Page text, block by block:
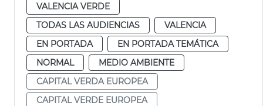
VALENCIA VERDE
TODAS LAS AUDIENCIAS
VALENCIA
EN PORTADA
EN PORTADA TEMÁTICA
NORMAL
MEDIO AMBIENTE
CAPITAL VERDA EUROPEA
CAPITAL VERDE EUROPEA